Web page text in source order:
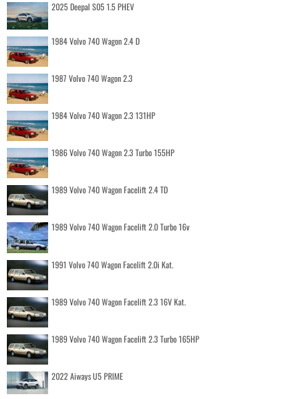
2025 Deepal S05 1.5 PHEV
1984 Volvo 740 Wagon 2.4 D
1987 Volvo 740 Wagon 2.3
1984 Volvo 740 Wagon 2.3 131HP
1986 Volvo 740 Wagon 2.3 Turbo 155HP
1989 Volvo 740 Wagon Facelift 2.4 TD
1989 Volvo 740 Wagon Facelift 2.0 Turbo 16v
1991 Volvo 740 Wagon Facelift 2.0i Kat.
1989 Volvo 740 Wagon Facelift 2.3 16V Kat.
1989 Volvo 740 Wagon Facelift 2.3 Turbo 165HP
2022 Aiways U5 PRIME